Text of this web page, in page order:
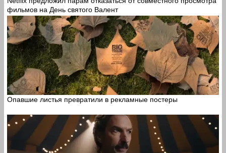
фильмов на День святого Валент
Опавшие листья превратили в рекламные постеры